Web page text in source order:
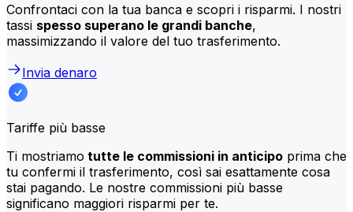
Confrontaci con la tua banca e scopri i risparmi. I nostri
tassi spesso superano le grandi banche,
massimizzando il valore del tuo trasferimento.
Invia denaro
Tariffe più basse
Ti mostriamo tutte le commissioni in anticipo prima che
tu confermi il trasferimento, così sai esattamente cosa
stai pagando. Le nostre commissioni più basse
significano maggiori risparmi per te.